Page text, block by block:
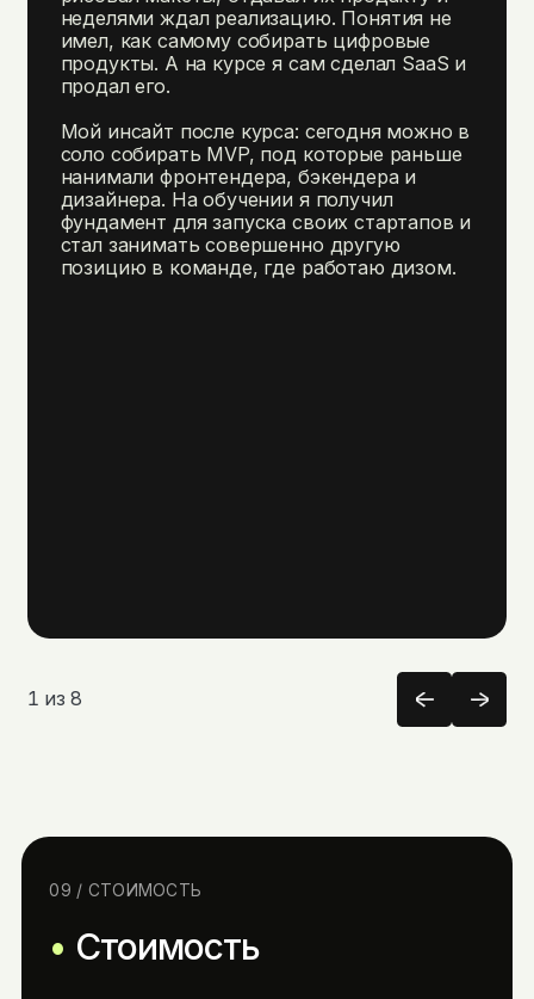
Dribbble с видео живого
приложения.
Claude Code React
Next.js
Storybook
GitHub
Vercel
Netlify
Cloudflare Свой VPS
1 из 8
неделями ждал реализацию. Понятия не
имел, как самому собирать цифровые
продукты. А на курсе я сам сделал SaaS и
продал его.
Мой инсайт после курса: сегодня можно в
соло собирать MVP, под которые раньше
нанимали фронтендера, бэкендера и
дизайнера. На обучении я получил
фундамент для запуска своих стартапов и
стал занимать совершенно другую
позицию в команде, где работаю дизом.
09 / СТОИМОСТЬ
Стоимость